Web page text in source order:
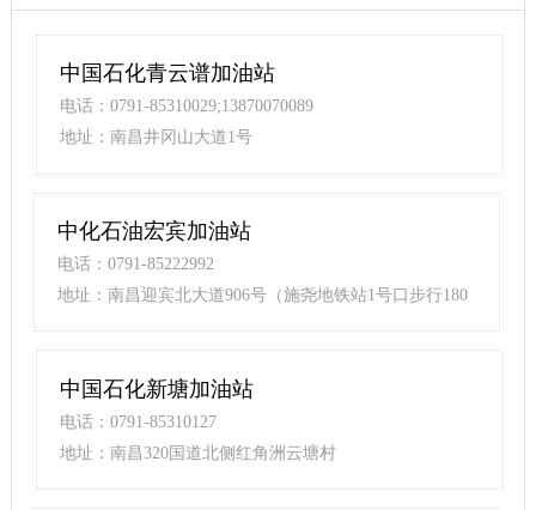
中国石化青云谱加油站
电话：0791-85310029;13870070089
地址：南昌井冈山大道1号
中化石油宏宾加油站
电话：0791-85222992
地址：南昌迎宾北大道906号（施尧地铁站1号口步行180
中国石化新塘加油站
电话：0791-85310127
地址：南昌320国道北侧红角洲云塘村